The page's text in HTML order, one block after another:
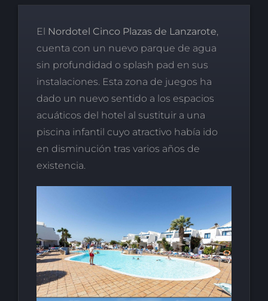
El Nordotel Cinco Plazas de Lanzarote,
cuenta con un nuevo parque de agua
sin profundidad o splash pad en sus
instalaciones. Esta zona de juegos ha
dado un nuevo sentido a los espacios
acuáticos del hotel al sustituir a una
piscina infantil cuyo atractivo había ido
en disminución tras varios años de
existencia.